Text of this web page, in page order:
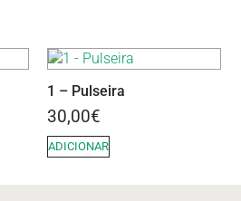
1 – Pulseira
30,00€
ADICIONAR